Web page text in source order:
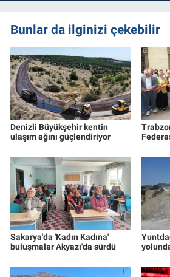
Bunlar da ilginizi çekebilir
Denizli Büyükşehir kentin
ulaşım ağını güçlendiriyor
Sakarya'da 'Kadın Kadına'
buluşmalar Akyazı'da sürdü